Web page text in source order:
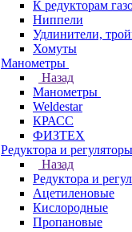
К редукторам
Ниппели
Удлинители,
Хомуты
Манометры
Назад
Манометры
Weldestar
КРАСС
ФИЗТЕХ
Редуктора и
Назад
Редуктора и
Ацетиленовые
Кислородные
Пропановые